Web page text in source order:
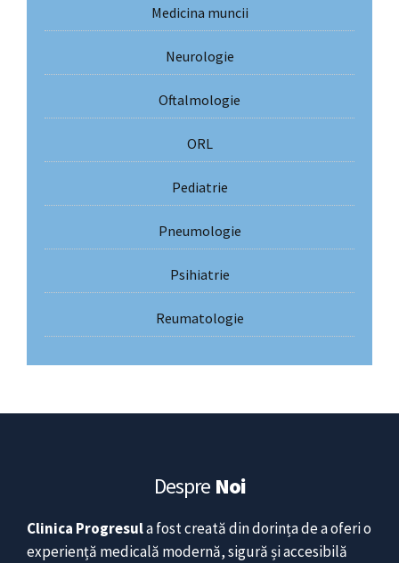
Medicina muncii
Neurologie
Oftalmologie
ORL
Pediatrie
Pneumologie
Psihiatrie
Reumatologie
Despre Noi
Clinica Progresula fost creată din dorința de a oferi o
experiență medicală modernă, sigură și accesibilă